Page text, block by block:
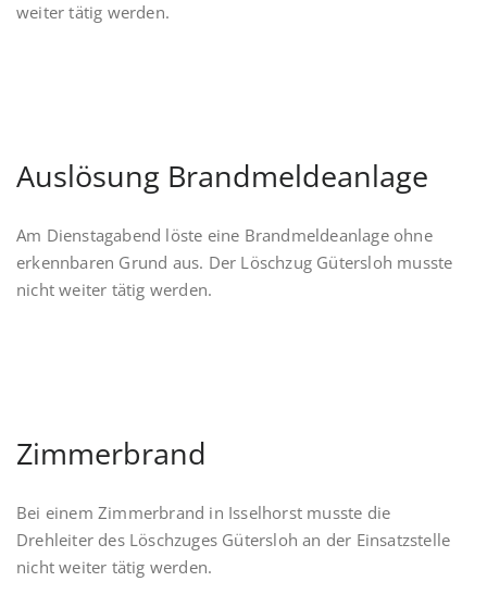
weiter tätig werden.
Auslösung Brandmeldeanlage
Am Dienstagabend löste eine Brandmeldeanlage ohne
erkennbaren Grund aus. Der Löschzug Gütersloh musste
nicht weiter tätig werden.
Zimmerbrand
Bei einem Zimmerbrand in Isselhorst musste die
Drehleiter des Löschzuges Gütersloh an der Einsatzstelle
nicht weiter tätig werden.